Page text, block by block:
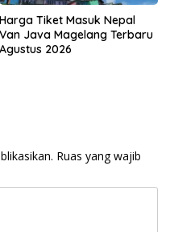
Harga Tiket Masuk Nepal
Van Java Magelang Terbaru
Agustus 2026
Ruas yang wajib